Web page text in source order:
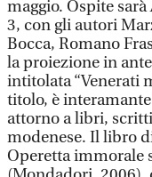
maggio. Ospite
3, con gli autori
Bocca, Romano
la proiezione in
intitolata “Venerati
titolo, è
attorno a libri,
modenese. Il libro
Operetta immorale